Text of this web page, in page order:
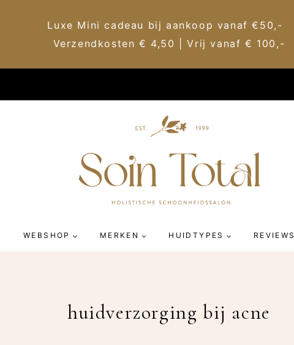
Luxe Mini cadeau bij aankoop vanaf €50,-
Verzendkosten € 4,50 | Vrij vanaf € 100,-
WEBSHOP MERKEN HUIDTYPES REVIEWS
huidverzorging bij acne